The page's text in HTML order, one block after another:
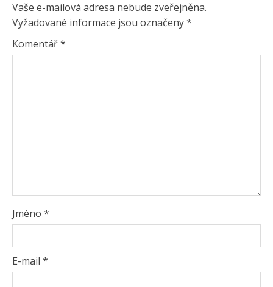
Vaše e-mailová adresa nebude zveřejněna.
Vyžadované informace jsou označeny*
Komentář*
Jméno *
E-mail *